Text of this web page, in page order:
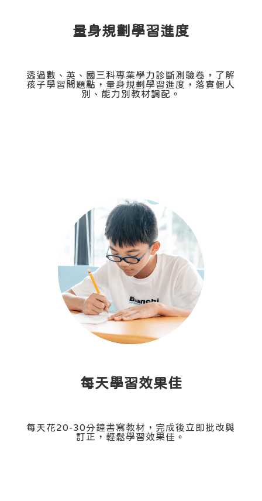
量身規劃學習進度
透過數、英、國三科專業學力診斷測驗卷，了解
孩子學習問題點，量身規劃學習進度，落實個人
別、能力別教材調配。
每天學習效果佳
每天花20-30分鐘書寫教材，完成後立即批改與
訂正，輕鬆學習效果佳。